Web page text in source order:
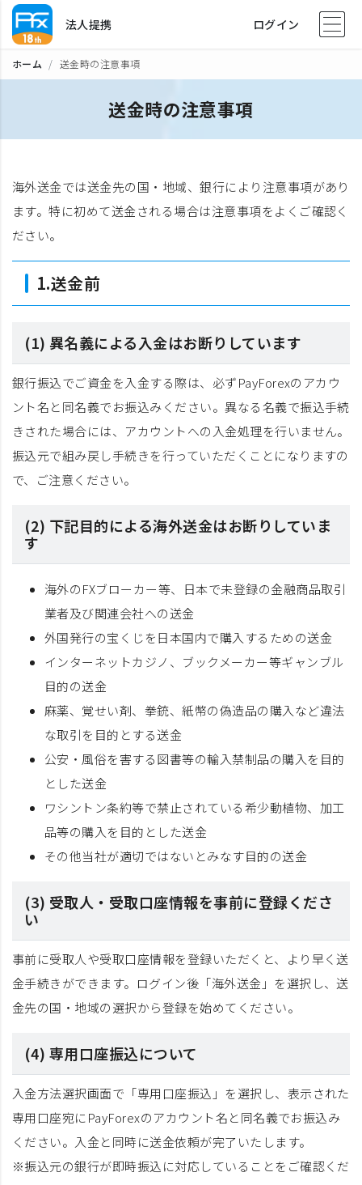
法人提携 ログイン
ホーム 送金時の注意事項
送金時の注意事項
海外送金では送金先の国・地域、銀行により注意事項があり
ます。特に初めて送金される場合は注意事項をよくご確認く
ださい。
1.送金前
(1) 異名義による入金はお断りしています
銀行振込でご資金を入金する際は、必ずPayForexのアカウ
ント名と同名義でお振込みください。異なる名義で振込手続
きされた場合には、アカウントへの入金処理を行いません。
振込元で組み戻し手続きを行っていただくことになりますの
で、ご注意ください。
(2) 下記目的による海外送金はお断りしていま
す
海外のFXブローカー等、日本で未登録の金融商品取引
業者及び関連会社への送金
外国発行の宝くじを日本国内で購入するための送金
インターネットカジノ、ブックメーカー等ギャンブル
目的の送金
麻薬、覚せい剤、拳銃、紙幣の偽造品の購入など違法
な取引を目的とする送金
公安・風俗を害する図書等の輸入禁制品の購入を目的
とした送金
ワシントン条約等で禁止されている希少動植物、加工
品等の購入を目的とした送金
その他当社が適切ではないとみなす目的の送金
(3) 受取人・受取口座情報を事前に登録くださ
い
事前に受取人や受取口座情報を登録いただくと、より早く送
金手続きができます。ログイン後「海外送金」を選択し、送
金先の国・地域の選択から登録を始めてください。
(4) 専用口座振込について
入金方法選択画面で「専用口座振込」を選択し、表示された
専用口座宛にPayForexのアカウント名と同名義でお振込み
ください。入金と同時に送金依頼が完了いたします。
※振込元の銀行が即時振込に対応していることをご確認くだ